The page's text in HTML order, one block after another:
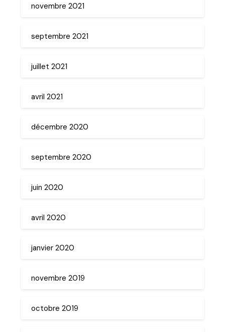
novembre 2021
septembre 2021
juillet 2021
avril 2021
décembre 2020
septembre 2020
juin 2020
avril 2020
janvier 2020
novembre 2019
octobre 2019